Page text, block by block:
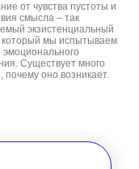
от чувства пустоты и
смысла – так
экзистенциальный
который мы испытываем
эмоционального
Существует много
почему оно возникает.